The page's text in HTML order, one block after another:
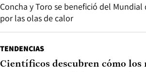
Concha y Toro se benefició del
por las olas de calor
TENDENCIAS
Científicos descubren cómo los